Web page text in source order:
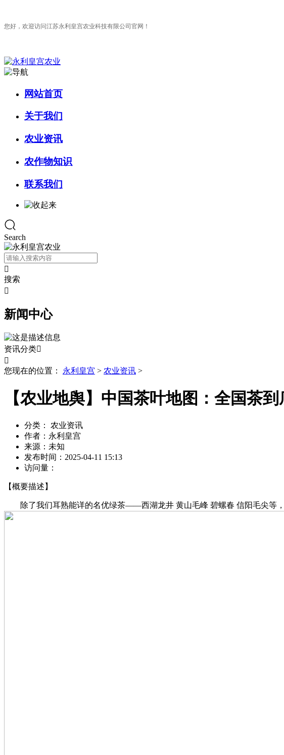
您好，欢迎访问江苏永利皇宫农业科技有限公司官网！
网站首页
关于我们
农业资讯
农作物知识
联系我们
Search

搜索

新闻中心
资讯分类

您现在的位置：
永利皇宫 > 农业资讯 >
【农业地舆】中国茶叶地图：全国茶
分类：
农业资讯
作者： 永利皇宫
来源： 未知
发布时间： 2025-04-11 15:13
访问量：
【概要描述】
除了我们耳熟能详的名优绿茶——西湖龙井 黄山毛峰 碧螺春 信阳毛尖等，